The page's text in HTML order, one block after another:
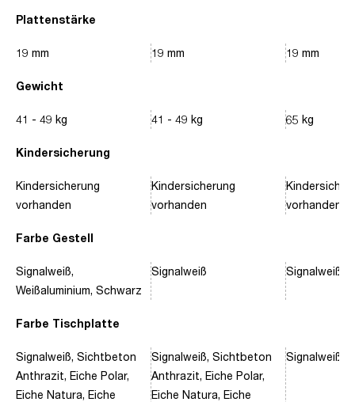
Plattenstärke
Gewicht
Kindersicherung
Farbe Gestell
Farbe Tischplatte
19 mm
41 - 49 kg
Kindersicherung
vorhanden
Signalweiß,
Weißaluminium, Schwarz
Signalweiß, Sichtbeton
Anthrazit, Eiche Polar,
Eiche Natura, Eiche
19 mm
41 - 49 kg
Kindersicherung
vorhanden
Signalweiß
Signalweiß, Sichtbeton
Anthrazit, Eiche Polar,
Eiche Natura, Eiche
19 mm
65 kg
vorhanden
Signalweiß,
Signalweiß,